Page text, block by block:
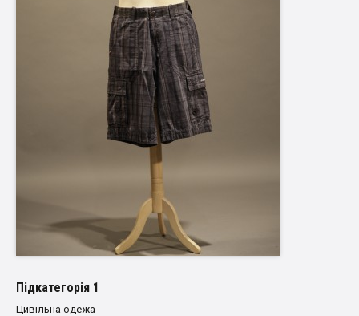
Пiдкатегорiя 1
Цивільна одежа